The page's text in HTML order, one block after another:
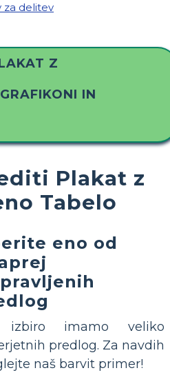
za delitev
Z
IN
Plakat z
Tabelo
eno od
izbiro imamo veliko
predlog. Za navdih
naš barvit primer!